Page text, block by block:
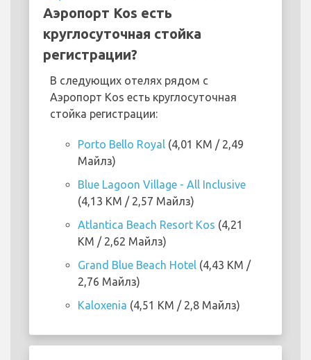
Аэропорт Kos есть
круглосуточная стойка
регистрации?
В следующих отелях рядом с
Аэропорт Kos есть круглосуточная
стойка регистрации:
Porto Bello Royal (4,01 KM / 2,49
Майлз)
Blue Lagoon Village - All Inclusive
(4,13 KM / 2,57 Майлз)
Atlantica Beach Resort Kos (4,21
KM / 2,62 Майлз)
Grand Blue Beach Hotel (4,43 KM /
2,76 Майлз)
Kaloxenia (4,51 KM / 2,8 Майлз)